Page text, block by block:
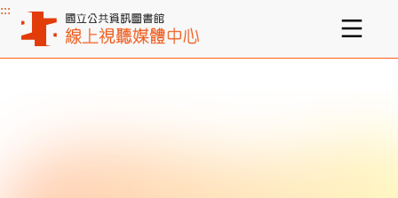
主要內容區塊
:::